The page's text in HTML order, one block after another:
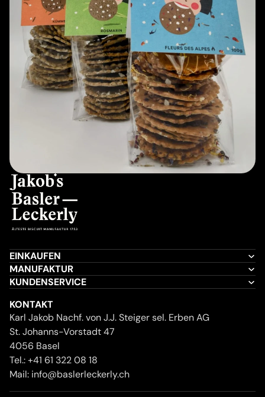
EINKAUFEN
MANUFAKTUR
KUNDENSERVICE
KONTAKT
Karl Jakob Nachf. von J.J. Steiger sel. Erben AG
St. Johanns-Vorstadt 47
4056 Basel
Tel.:+41 61 322 08 18
Mail: info@baslerleckerly.ch